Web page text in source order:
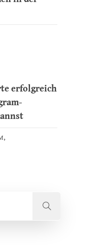
erfolgreich
,